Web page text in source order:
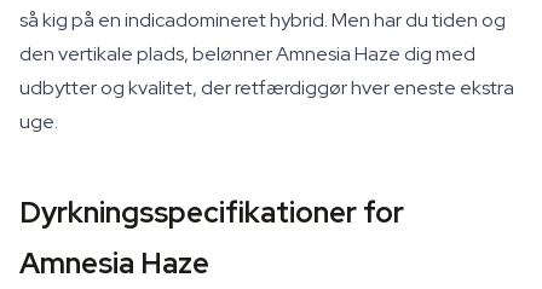
så kig på en indicadomineret hybrid. Men har du tiden og
den vertikale plads, belønner Amnesia Haze dig med
udbytter og kvalitet, der retfærdiggør hver eneste ekstra
uge.
Dyrkningsspecifikationer for
Amnesia Haze